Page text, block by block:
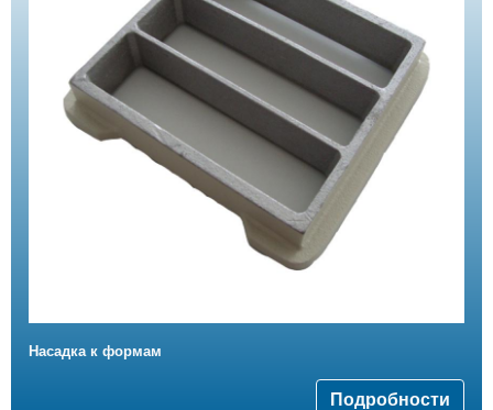
Насадка к формам
Подробности